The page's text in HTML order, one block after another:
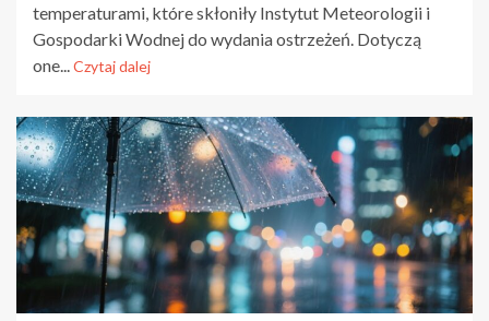
temperaturami, które skłoniły Instytut Meteorologii i
Gospodarki Wodnej do wydania ostrzeżeń. Dotyczą
one...Czytaj dalej